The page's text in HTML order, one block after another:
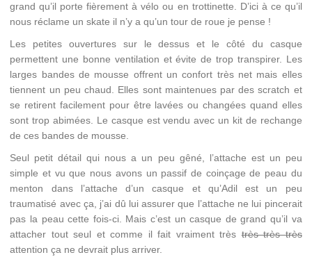
grand qu’il porte fièrement à vélo ou en trottinette. D’ici à ce qu’il
nous réclame un skate il n’y a qu’un tour de roue je pense !
Les petites ouvertures sur le dessus et le côté du casque
permettent une bonne ventilation et évite de trop transpirer. Les
larges bandes de mousse offrent un confort très net mais elles
tiennent un peu chaud. Elles sont maintenues par des scratch et
se retirent facilement pour être lavées ou changées quand elles
sont trop abimées. Le casque est vendu avec un kit de rechange
de ces bandes de mousse.
Seul petit détail qui nous a un peu gêné, l’attache est un peu
simple et vu que nous avons un passif de coinçage de peau du
menton dans l’attache d’un casque et qu’Adil est un peu
traumatisé avec ça, j’ai dû lui assurer que l’attache ne lui pincerait
pas la peau cette fois-ci. Mais c’est un casque de grand qu’il va
attacher tout seul et comme il fait vraiment trèstrès très très
attention ça ne devrait plus arriver.